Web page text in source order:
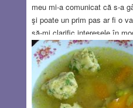
meu mi-a comunicat că s-a
şi poate un prim pas ar fi o
să-mi clarific interesele în
un bun prieten, un profesor
pensionat, care avea
pescuitului. Acest domn,
vară vreo zece zile în Cheile
şi se caza într-o casă